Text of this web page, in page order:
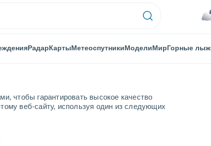
чтобы гарантировать высокое качество
веб-сайту, используя один из следующих
РадарКартыМетеоспутникиМоделиМирГорные